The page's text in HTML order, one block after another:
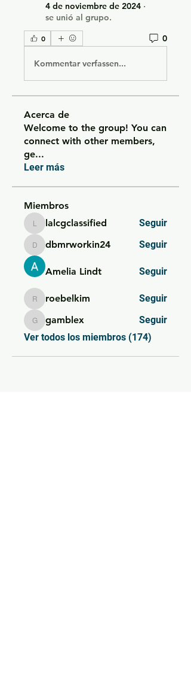
4 de noviembre de 2024 ·
se unió al grupo.
0 0
Kommentar verfassen...
Acerca de
Welcome to the group! You can
connect with other members,
ge...
Leer más
Miembros
lalcgclassified
lalcgclassified Seguir
dbmrworkin24
dbmrworkin24 Seguir
Amelia Lindt Seguir
roebelkim
roebelkim Seguir
gamblex
gamblex
Seguir
Ver todos los miembros (174)